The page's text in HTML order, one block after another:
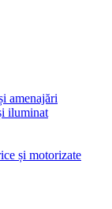
amenajări
iluminat
și motorizate